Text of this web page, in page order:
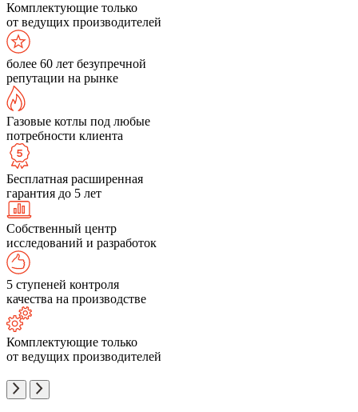
Комплектующие только
от ведущих производителей
более 60 лет безупречной
репутации на рынке
Газовые котлы под любые
потребности клиента
Бесплатная расширенная
гарантия до 5 лет
Собственный центр
исследований и разработок
5 ступеней контроля
качества на производстве
Комплектующие только
от ведущих производителей